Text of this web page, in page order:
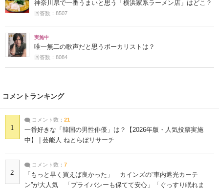
神奈川県で一番うまいと思う「横浜家系ラーメン店」はどこ？
回答数：8507
実施中
唯一無二の歌声だと思うボーカリストは？
回答数：8084
コメントランキング
1
コメント数： 21
一番好きな「韓国の男性俳優」は？【2026年版・人気投票実施
中】 | 芸能人 ねとらぼリサーチ
2
コメント数： 7
「もっと早く買えば良かった」 カインズの“車内遮光カーテ
ン”が大人気 「プライバシーも保てて安心」「ぐっすり眠れま